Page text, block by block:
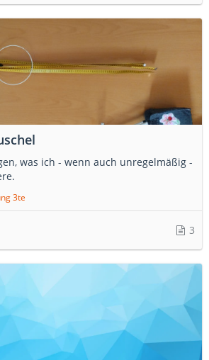
was ich - wenn auch unregelmäßig -
3te
3